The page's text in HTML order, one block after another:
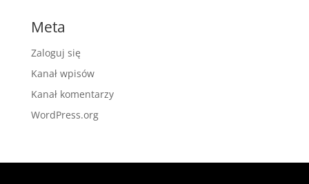
Meta
Zaloguj się
Kanał wpisów
Kanał komentarzy
WordPress.org